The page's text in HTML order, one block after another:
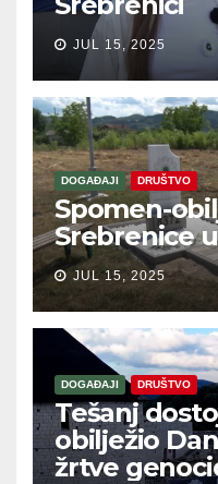
JUL 15, 2025
DOGAĐAJI DRUŠTVO
Spomen-
Srebrenice
JUL 15, 2025
DOGAĐAJI DRUŠTVO
Tešanj
obilježio
žrtve